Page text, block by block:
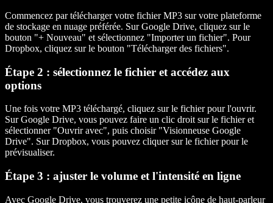
Commencez par télécharger votre fichier MP3 sur votre plateforme
de stockage en nuage préférée. Sur Google Drive, cliquez sur le
bouton "+ Nouveau" et sélectionnez "Importer un fichier". Pour
Dropbox, cliquez sur le bouton "Télécharger des fichiers".
Étape 2 : sélectionnez le fichier et accédez aux
options
Une fois votre MP3 téléchargé, cliquez sur le fichier pour l'ouvrir.
Sur Google Drive, vous pouvez faire un clic droit sur le fichier et
sélectionner "Ouvrir avec", puis choisir "Visionneuse Google
Drive". Sur Dropbox, vous pouvez cliquer sur le fichier pour le
prévisualiser.
Étape 3 : ajuster le volume et l'intensité en ligne
Avec Google Drive, vous trouverez une petite icône de haut-parleur